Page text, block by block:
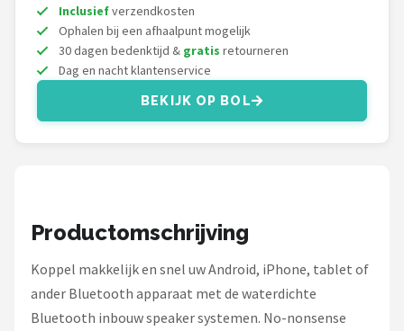
Fenton
Dali
Ultimea
Inclusiefverzendkosten
Ophalen bij een afhaalpunt mogelijk
30 dagen bedenktijd & gratis retourneren
Dag en nacht klantenservice
BEKIJK OP BOL
Productomschrijving
Koppel makkelijk en snel uw Android, iPhone, tablet of
ander Bluetooth apparaat met de waterdichte
Bluetooth inbouw speaker systemen. No-nonsense